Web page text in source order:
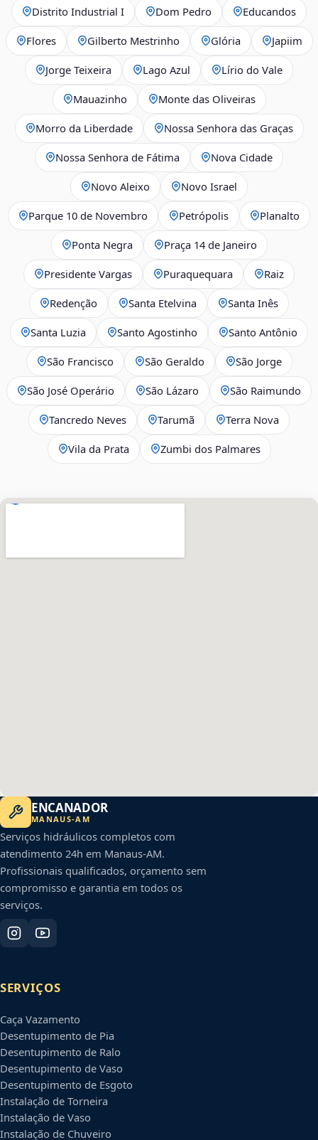
Distrito Industrial I Dom Pedro Educandos
Flores Gilberto Mestrinho Glória Japiim
Jorge Teixeira Lago Azul Lírio do Vale
Mauazinho Monte das Oliveiras
Morro da Liberdade Nossa Senhora das Graças
Nossa Senhora de Fátima Nova Cidade
Novo Aleixo Novo Israel
Parque 10 de Novembro Petrópolis Planalto
Ponta Negra Praça 14 de Janeiro
Presidente Vargas Puraquequara Raiz
Redenção Santa Etelvina Santa Inês
Santa Luzia Santo Agostinho Santo Antônio
São Francisco São Geraldo São Jorge
São José Operário São Lázaro São Raimundo
Tancredo Neves Tarumã Terra Nova
Vila da Prata Zumbi dos Palmares
ENCANADOR
MANAUS-AM
Serviços hidráulicos completos com
atendimento 24h em Manaus-AM.
Profissionais qualificados, orçamento sem
compromisso e garantia em todos os
serviços.
SERVIÇOS
Caça Vazamento
Desentupimento de Pia
Desentupimento de Ralo
Desentupimento de Vaso
Desentupimento de Esgoto
Instalação de Torneira
Instalação de Vaso
Instalação de Chuveiro